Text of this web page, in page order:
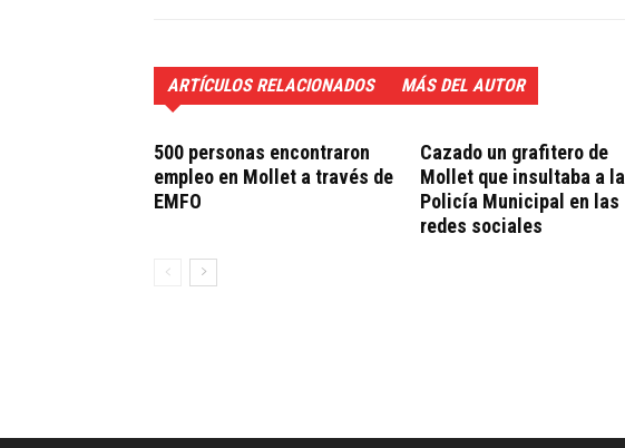
ARTÍCULOS RELACIONADOS MÁS DEL AUTOR
500 personas encontraron
empleo en Mollet a través de
EMFO
Cazado un grafitero de
Mollet que insultaba a la
Policía Municipal en las
redes sociales